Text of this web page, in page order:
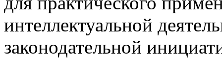
интеллектуальной
законодательной